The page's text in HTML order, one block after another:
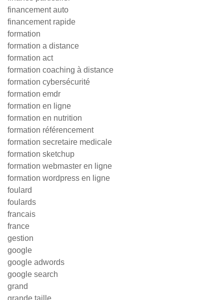
financement auto
financement rapide
formation
formation a distance
formation act
formation coaching à distance
formation cybersécurité
formation emdr
formation en ligne
formation en nutrition
formation référencement
formation secretaire medicale
formation sketchup
formation webmaster en ligne
formation wordpress en ligne
foulard
foulards
francais
france
gestion
google
google adwords
google search
grand
grande taille